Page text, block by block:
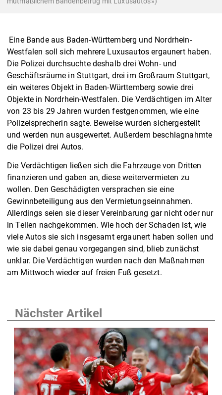
Eine Bande aus Baden-Württemberg und Nordrhein-
Westfalen soll sich mehrere Luxusautos ergaunert haben.
Die Polizei durchsuchte deshalb drei Wohn- und
Geschäftsräume in Stuttgart, drei im Großraum Stuttgart,
ein weiteres Objekt in Baden-Württemberg sowie drei
Objekte in Nordrhein-Westfalen. Die Verdächtigen im Alter
von 23 bis 29 Jahren wurden festgenommen, wie eine
Polizeisprecherin sagte. Beweise wurden sichergestellt
und werden nun ausgewertet. Außerdem beschlagnahmte
die Polizei drei Autos.
Die Verdächtigen ließen sich die Fahrzeuge von Dritten
finanzieren und gaben an, diese weitervermieten zu
wollen. Den Geschädigten versprachen sie eine
Gewinnbeteiligung aus den Vermietungseinnahmen.
Allerdings seien sie dieser Vereinbarung gar nicht oder nur
in Teilen nachgekommen. Wie hoch der Schaden ist, wie
viele Autos sie sich insgesamt ergaunert haben sollen und
wie sie dabei genau vorgegangen sind, blieb zunächst
unklar. Die Verdächtigen wurden nach den Maßnahmen
am Mittwoch wieder auf freien Fuß gesetzt.
Nächster Artikel